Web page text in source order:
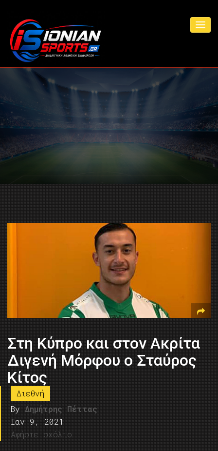
Στη Κύπρο και στον Ακρίτα
Διγενή Μόρφου ο Σταύρος
Κίτος
Διεθνή
By Δημήτρης Πέττας
Ιαν 9, 2021
Αφήστε σχόλιο